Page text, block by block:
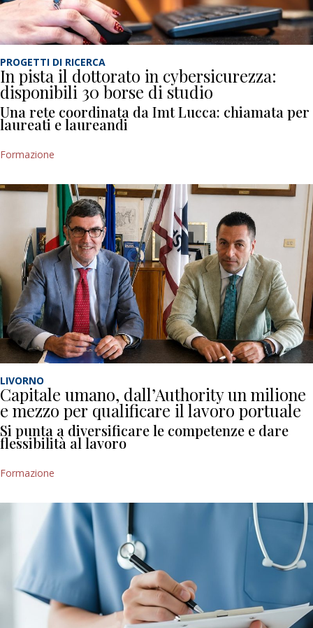
PROGETTI DI RICERCA
In pista il dottorato in cybersicurezza:
disponibili 30 borse di studio
Una rete coordinata da Imt Lucca: chiamata per
laureati e laureandi
Formazione
LIVORNO
Capitale umano, dall’Authority un milione
e mezzo per qualificare il lavoro portuale
Si punta a diversificare le competenze e dare
flessibilità al lavoro
Formazione